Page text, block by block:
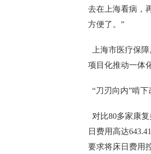
去在上海看病，
方便了。”
上海市医疗保
项目化推动一体
“刀刃向内”啃
对比80多家康
日费用高达
要求将床日费用